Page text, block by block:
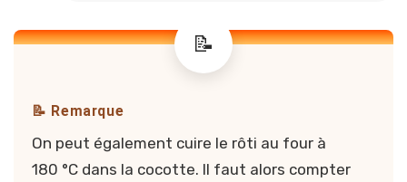
📝 Remarque
On peut également cuire le rôti au four à
180 °C dans la cocotte. Il faut alors compter